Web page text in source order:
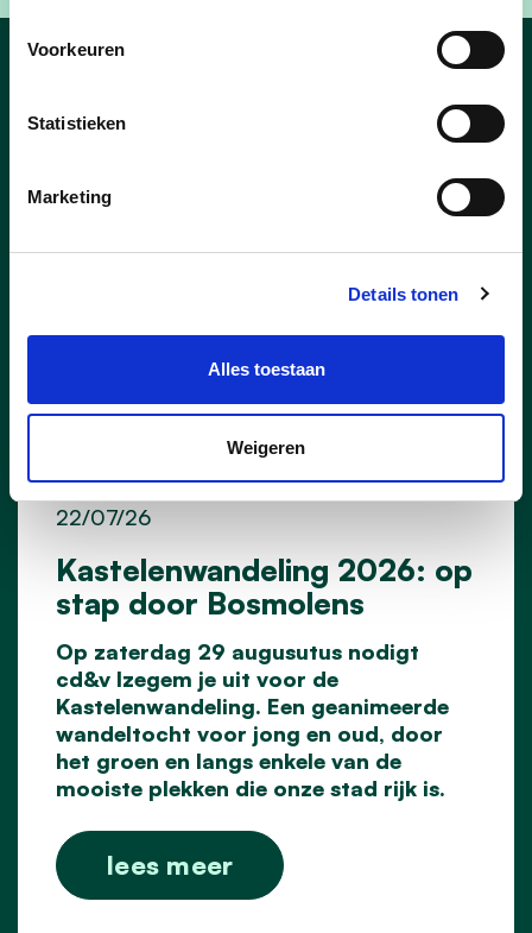
Voorkeuren
Statistieken
Marketing
Details tonen
Alles toestaan
Weigeren
Nieuws van Izegem
Kastelenwandeling 2026: op
stap door Bosmolens
22/07/26
Op zaterdag 29 augusutus nodigt
cd&v Izegem je uit voor de
Kastelenwandeling. Een geanimeerde
wandeltocht voor jong en oud, door
het groen en langs enkele van de
mooiste plekken die onze stad rijk is.
lees meer